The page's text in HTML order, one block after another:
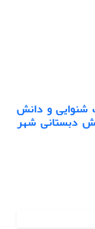
شنوایی و دانش
دبستانی شهر